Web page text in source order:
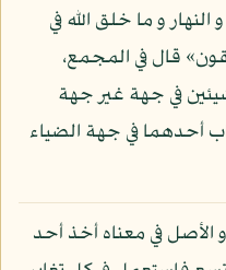
و ما خلق الله في
قال في المجمع،
في جهة غير جهة
أحدهما في جهة الضياء
في معناه أخذ أحد